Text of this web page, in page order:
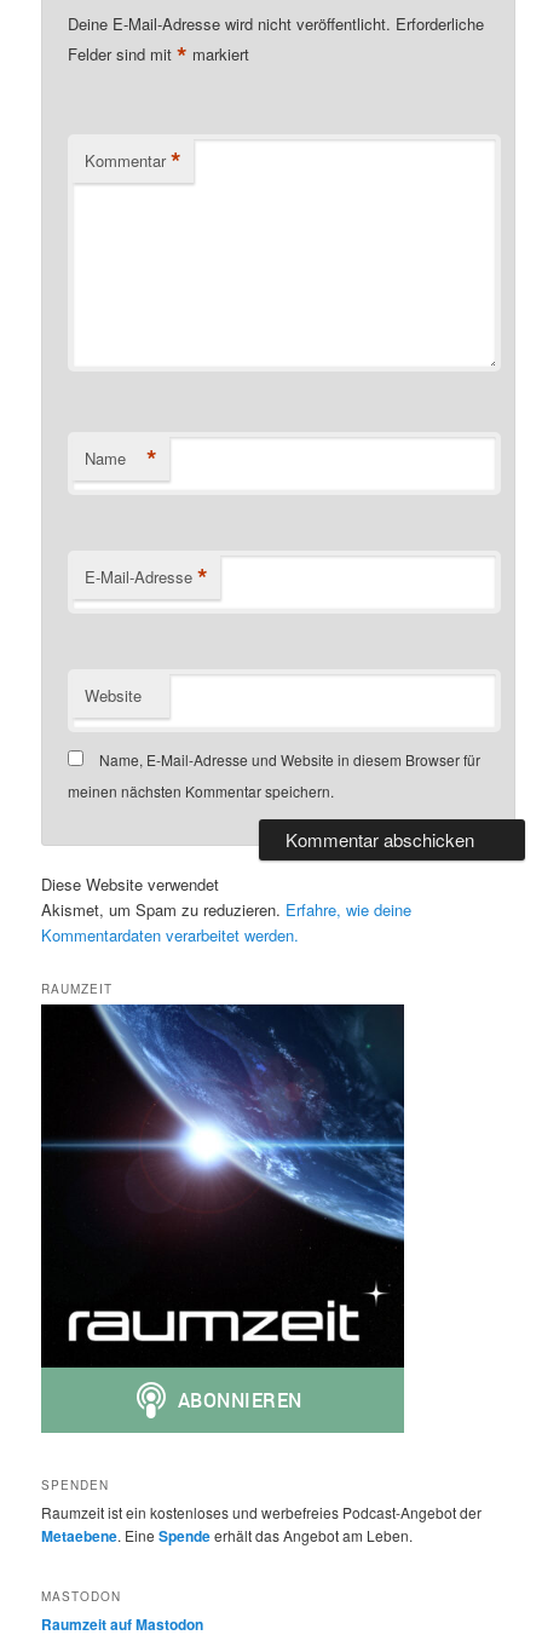
Deine E-Mail-Adresse wird nicht veröffentlicht. Erforderliche
Felder sind mit* markiert
Kommentar *
Name *
E-Mail-Adresse *
Website
Name, E-Mail-Adresse und Website in diesem Browser für
meinen nächsten Kommentar speichern.
Diese Website verwendet
Akismet, um Spam zu reduzieren. Erfahre, wie deine
Kommentardaten verarbeitet werden.
RAUMZEIT
SPENDEN
Raumzeit ist ein kostenloses und werbefreies Podcast-Angebot der
Metaebene. EineSpendeerhält das Angebot am Leben.
MASTODON
Raumzeit auf Mastodon